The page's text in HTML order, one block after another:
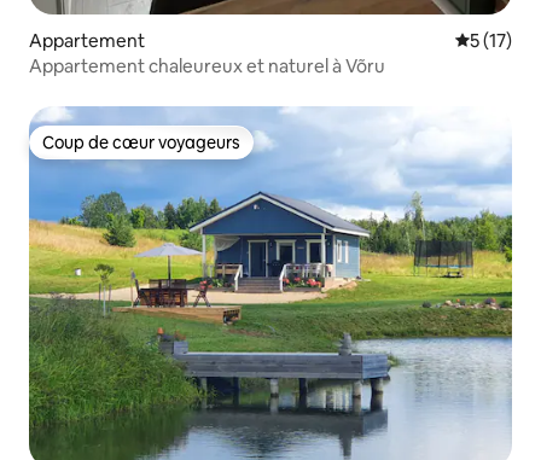
Appartement
5 (17)
Appartement chaleureux et naturel à Võru
Coup de cœur voyageurs
Coup de cœur voyageurs